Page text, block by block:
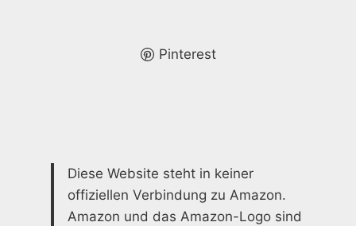
Pinterest
Diese Website steht in keiner
offiziellen Verbindung zu Amazon.
Amazon und das Amazon-Logo sind